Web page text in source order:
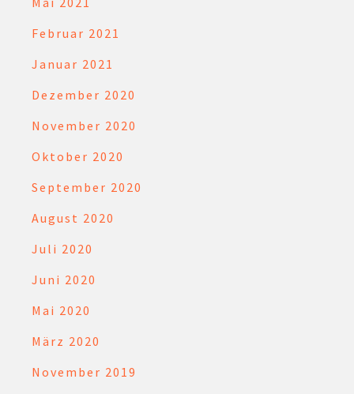
Februar 2021
Januar 2021
Dezember 2020
November 2020
Oktober 2020
September 2020
August 2020
Juli 2020
Juni 2020
Mai 2020
März 2020
November 2019